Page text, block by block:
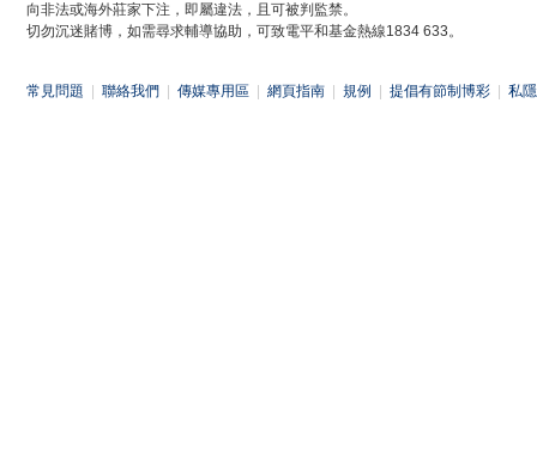
向非法或海外莊家下注，即屬違法，且可被判監禁。
切勿沉迷賭博，如需尋求輔導協助，可致電平和基金熱線1834 633。
常見問題 聯絡我們 傳媒專用區 網頁指南 規例 提倡有節制博彩 私